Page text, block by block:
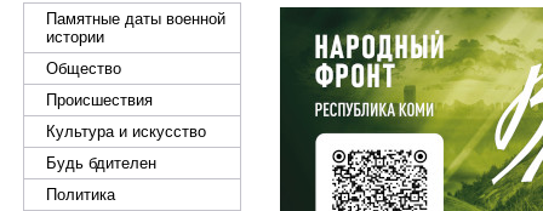
Памятные даты военной
истории
Общество
Происшествия
Культура и искусство
Будь бдителен
Политика